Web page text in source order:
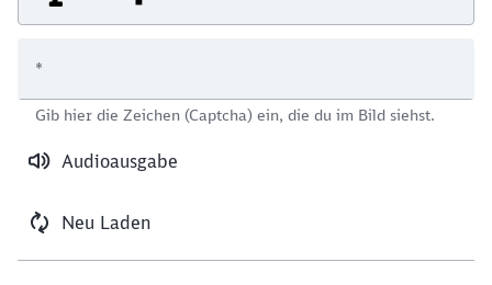
Audioausgabe
Neu Laden
*
Gib hier die Zeichen (Captcha) ein, die du im Bild siehst.
Schließen
Möchten Sie zuweitergeleitet